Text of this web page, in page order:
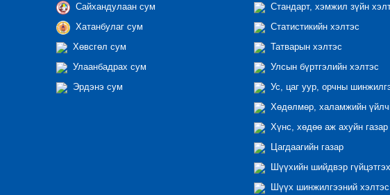
Сайхандулаан сум
Хатанбулаг сум
Хөвсгөл сум
Улаанбадрах сум
Эрдэнэ сум
Стандарт, хэмжил зүйн
Статистикийн хэлтэс
Татварын хэлтэс
Улсын бүртгэлийн хэлтэс
Ус, цаг уур, орчны
Хөдөлмөр, халамжийн
Хүнс, хөдөө аж ахуйн газар
Цагдаагийн газар
Шүүхийн шийдвэр
Шүүх шинжилгээний хэлтэс